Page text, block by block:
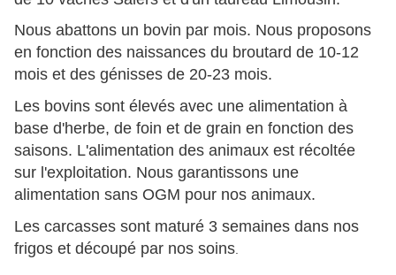
Nous abattons un bovin par mois. Nous proposons
en fonction des naissances du broutard de 10-12
mois et des génisses de 20-23 mois.
Les bovins sont élevés avec une alimentation à
base d'herbe, de foin et de grain en fonction des
saisons. L'alimentation des animaux est récoltée
sur l'exploitation. Nous garantissons une
alimentation sans OGM pour nos animaux.
Les carcasses sont maturé 3 semaines dans nos
frigos et découpé par nos soins